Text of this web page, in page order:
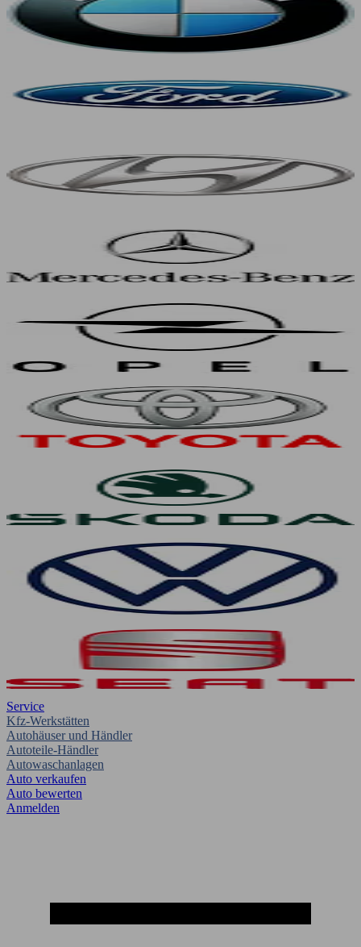
Service
Kfz-Werkstätten
Autohäuser und Händler
Autoteile-Händler
Autowaschanlagen
Auto verkaufen
Auto bewerten
Anmelden